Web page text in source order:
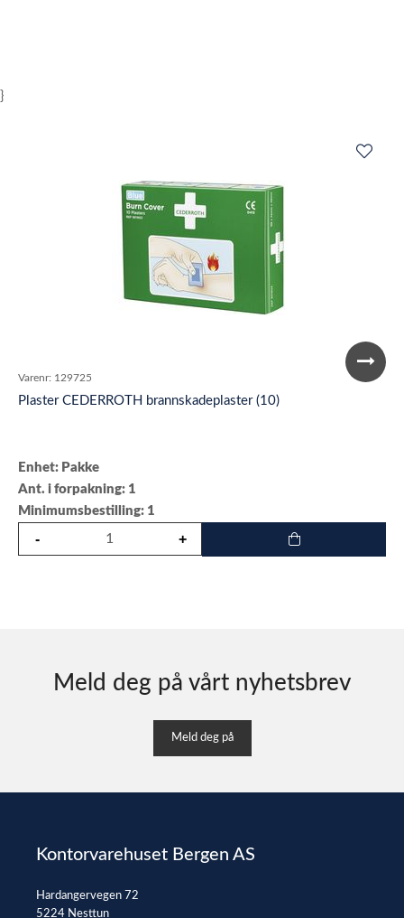
}
Varenr: 129725
Plaster CEDERROTH brannskadeplaster (10)
Enhet: Pakke
Ant. i forpakning: 1
Minimumsbestilling: 1
Meld deg på vårt nyhetsbrev
Meld deg på
Kontorvarehuset Bergen AS
Hardangervegen 72
5224 Nesttun